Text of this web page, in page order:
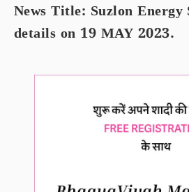
News Title: Suzlon Energy
details on 19 MAY 2023.